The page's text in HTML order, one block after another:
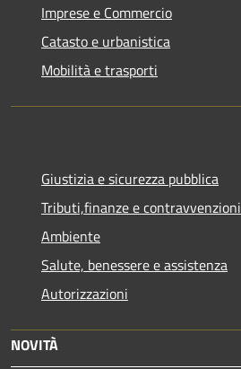
Imprese e Commercio
Catasto e urbanistica
Mobilità e trasporti
Giustizia e sicurezza pubblica
Tributi,finanze e contravvenzioni
Ambiente
Salute, benessere e assistenza
Autorizzazioni
NOVITÀ